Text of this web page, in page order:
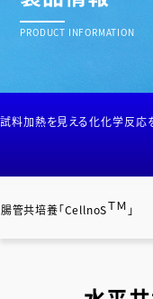
PRODUCT INFORMATION
試料加熱を見える化化学反応
腸管共培養「CellnoSＴＭ 」